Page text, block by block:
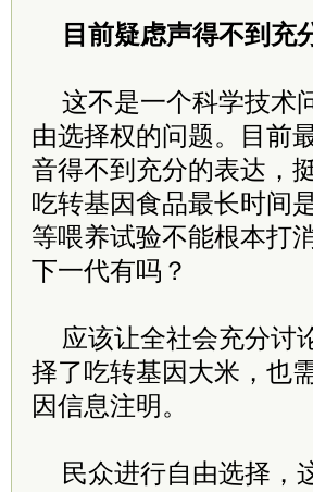
目前疑虑声得不到充
这不是一个科学技术
由选择权的问题。目前
音得不到充分的表达，
吃转基因食品最长时间
等喂养试验不能根本打
下一代有吗？
应该让全社会充分讨
择了吃转基因大米，也
因信息注明。
民众进行自由选择，